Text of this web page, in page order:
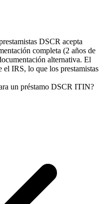
DSCR acepta
completa (2 años de
alternativa. El
IRS, lo que los prestamistas
un préstamo DSCR ITIN?